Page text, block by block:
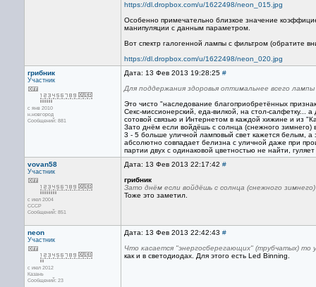
https://dl.dropbox.com/u/1622498/neon_015.jpg
Особенно примечательно близкое значение
манипуляции с данным параметром.
Вот спектр галогенной лампы с фильтром (обратите
https://dl.dropbox.com/u/1622498/neon_020.jpg
грибник
Участник
с янв 2010
н.новгород
Сообщений: 881
Дата: 13 Фев 2013 19:28:25 #
Для поддержания здоровья оптимальнее всего лампы
Это чисто "наследование благоприобретённых
Секс-миссионерский, еда-вилкой, на стол-салфетку...
сотовой связью и Интернетом в каждой хижине и из
Зато днём если войдёшь с солнца (снежного зимнего)
3 - 5 больше уличной ламповый свет кажется белым, а
абсолютно совпадает белизна с уличной даже при
партии двух с одинаковой цветностью не найти, гуляет
vovan58
Участник
с июл 2004
СССР
Сообщений: 851
Дата: 13 Фев 2013 22:17:42 #
грибник
Зато днём если войдёшь с солнца (снежного
Тоже это заметил.
neon
Участник
с июл 2012
Казань
Сообщений: 23
Дата: 13 Фев 2013 22:42:43 #
Что касается "энергосберегающих" (трубчатых) то
как и в светодиодах. Для этого есть Led Binning.